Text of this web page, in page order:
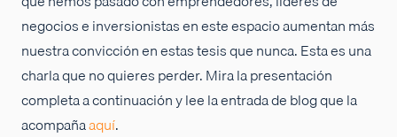
negocios e inversionistas en este espacio aumentan más
nuestra convicción en estas tesis que nunca. Esta es una
charla que no quieres perder. Mira la presentación
completa a continuación y lee la entrada de blog que la
acompañaaquí.